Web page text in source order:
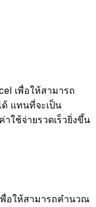
เพื่อให้สามารถ
แทนที่จะเป็น
ใช้จ่ายรวดเร็วยิ่งขึ้น
พื่อให้สามารถคำนวณ